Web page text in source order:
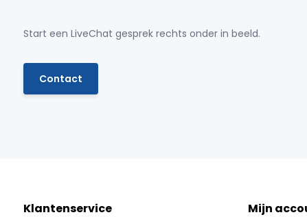
Start een LiveChat gesprek rechts onder in beeld.
Contact
Klantenservice Mijn